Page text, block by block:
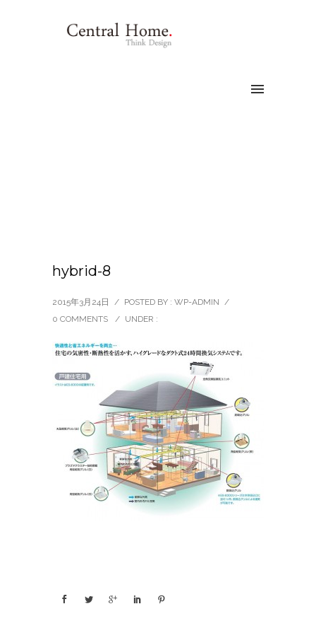
hybrid-8
2015年3月24日 / POSTED BY : WP-ADMIN /
0 COMMENTS
/ UNDER :